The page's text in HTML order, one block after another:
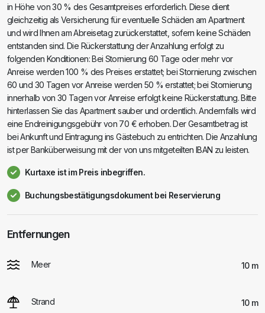
in Höhe von 30 % des Gesamtpreises erforderlich. Diese dient
gleichzeitig als Versicherung für eventuelle Schäden am Apartment
und wird Ihnen am Abreisetag zurückerstattet, sofern keine Schäden
entstanden sind. Die Rückerstattung der Anzahlung erfolgt zu
folgenden Konditionen: Bei Stornierung 60 Tage oder mehr vor
Anreise werden 100 % des Preises erstattet; bei Stornierung zwischen
60 und 30 Tagen vor Anreise werden 50 % erstattet; bei Stornierung
innerhalb von 30 Tagen vor Anreise erfolgt keine Rückerstattung. Bitte
hinterlassen Sie das Apartment sauber und ordentlich. Andernfalls wird
eine Endreinigungsgebühr von 70 € erhoben. Der Gesamtbetrag ist
bei Ankunft und Eintragung ins Gästebuch zu entrichten. Die Anzahlung
ist per Banküberweisung mit der von uns mitgeteilten IBAN zu leisten.
Kurtaxe ist im Preis inbegriffen.
Buchungsbestätigungsdokument bei Reservierung
Entfernungen
Meer 10 m
Strand 10 m